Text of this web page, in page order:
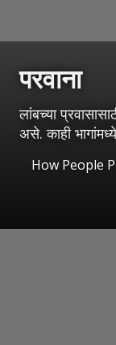
परवाना
लांबच्या
असे. काही
How People